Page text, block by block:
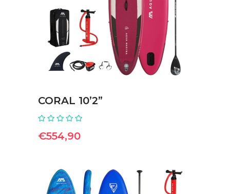
ΠΡΟΣΘΉΚΗ ΣΤΟ ΚΑΛΆΘΙ
CORAL 10’2”
€554,90